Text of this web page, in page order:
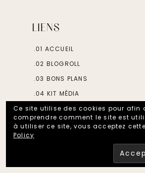
LIENS
.01 ACCUEIL
.02 BLOGROLL
.03 BONS PLANS
.04 KIT MÉDIA
DISCUTONS
Ce site utilise des cookies pour afin
comprendre comment le site est
à utiliser ce site, vous acceptez
Policy